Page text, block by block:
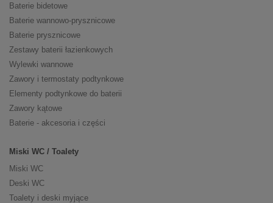
Baterie bidetowe
Baterie wannowo-prysznicowe
Baterie prysznicowe
Zestawy baterii łazienkowych
Wylewki wannowe
Zawory i termostaty podtynkowe
Elementy podtynkowe do baterii
Zawory kątowe
Baterie - akcesoria i części
Miski WC / Toalety
Miski WC
Deski WC
Toalety i deski myjące